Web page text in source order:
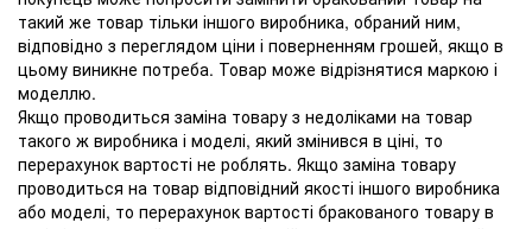
такий же товар тільки іншого виробника, обраний ним,
відповідно з переглядом ціни і поверненням грошей, якщо в
цьому виникне потреба. Товар може відрізнятися маркою і
моделлю.
Якщо проводиться заміна товару з недоліками на товар
такого ж виробника і моделі, який змінився в ціні, то
перерахунок вартості не роблять. Якщо заміна товару
проводиться на товар відповідний якості іншого виробника
або моделі, то перерахунок вартості бракованого товару в